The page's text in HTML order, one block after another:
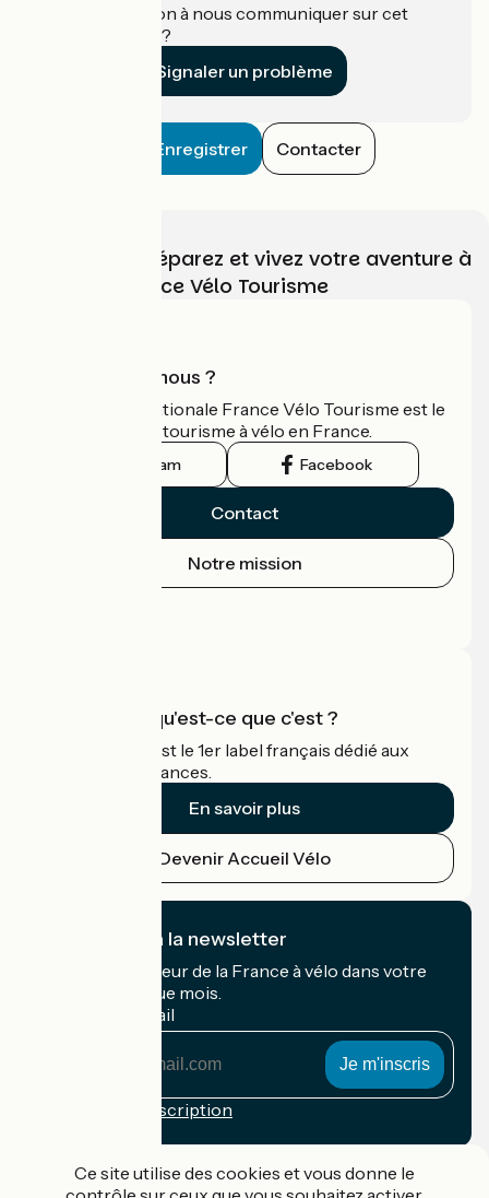
Une information à nous communiquer sur cet
établissement ?
Signaler un problème
Enregistrer Contacter
Choisissez, préparez et vivez votre aventure à
vélo avec France Vélo Tourisme
Qui sommes-nous ?
L'association nationale France Vélo Tourisme est le
guide officiel du tourisme à vélo en France.
Instagram Facebook
Contact
Notre mission
Accueil Vélo qu'est-ce que c'est ?
Accueil Vélo c'est le 1er label français dédié aux
cyclistes en vacances.
En savoir plus
Devenir Accueil Vélo
Je m'abonne à la newsletter
Recevez le meilleur de la France à vélo dans votre
boîte mail chaque mois.
Mon adresse mail
Conditions d'inscription
Ce site utilise des cookies et vous donne le